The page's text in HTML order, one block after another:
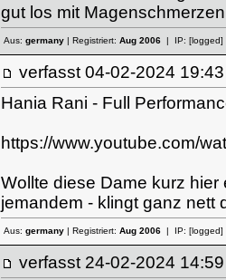
gut los mit
Aus: germany| Registriert: Aug 2006| IP: [logged]
verfasst 04-02-2024
Hania Rani - Full
https://www.youtube.com/
Wollte diese Dame kurz
jemandem - klingt ganz nett
Aus: germany| Registriert: Aug 2006| IP: [logged]
verfasst 24-02-2024